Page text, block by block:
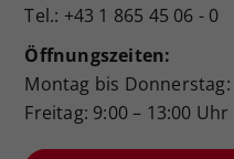
Tel.: +43 1 865 45 06 - 0
Öffnungszeiten:
Montag bis Donnerstag:
Freitag: 9:00 – 13:00 Uhr